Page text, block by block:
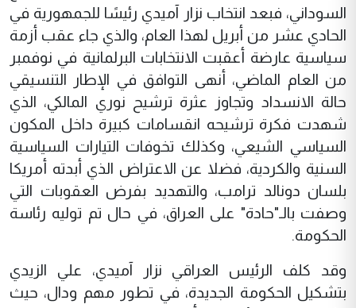
السوداني، فبعد انتخاب نزار آميدي رئيسًا للجمهورية في
الحادي عشر من أبريل لهذا العام، والذي جاء عقب أزمة
سياسية عارضة أعقبت الانتخابات البرلمانية في نوفمبر
من العام الماضي، أنهى التوافق في الإطار التنسيقي
حالة الانسداد وتجاوز عثرة ترشيح نوري المالكي، الذي
شهدت فكرة ترشيحه انقسامات كبيرة داخل المكون
السياسي الشيعي، وكذلك تخوفات التيارات السياسية
السنية والكردية، فضلا عن الاعتراض الذي أبدته أمريكا
بلسان دونالد ترامب، والتهديد بفرض العقوبات التي
وصفت بالـ"حادة" على العراق، في حال تم توليه رئاسة
الحكومة.
وقد كلف الرئيس العراقي نزار آميدي، علي الزيدي
بتشكيل الحكومة الجديدة، في تطور مهم ودال، حيث